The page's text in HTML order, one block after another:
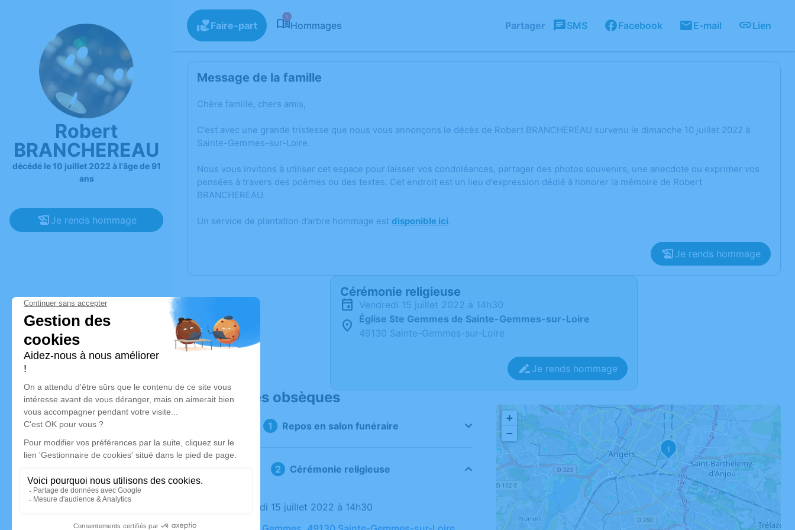
Robert
BRANCHEREAU
décédé le 10 juillet 2022 à l'âge de 91
ans
Je rends hommage
Faire-part
1
Hommages Partager SMS Facebook E-mail Lien
Message de la famille
Chère famille, chers amis,
C’est avec une grande tristesse que nous vous annonçons le décès de Robert BRANCHEREAU survenu le dimanche 10 juillet 2022 à
Sainte-Gemmes-sur-Loire.
Nous vous invitons à utiliser cet espace pour laisser vos condoléances, partager des photos souvenirs, une anecdote ou exprimer vos
pensées à travers des poèmes ou des textes. Cet endroit est un lieu d'expression dédié à honorer la mémoire de Robert
BRANCHEREAU.
Un service de plantation d’arbre hommage est disponible ici.
Je rends hommage
Cérémonie religieuse
vendredi 15 juillet 2022 à 14h30
Église Ste Gemmes de Sainte-Gemmes-sur-Loire
49130 Sainte-Gemmes-sur-Loire
Je rends hommage
Déroulé des obsèques
Repos en salon funéraire
Cérémonie religieuse
Le vendredi 15 juillet 2022 à 14h30
1
+
−